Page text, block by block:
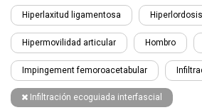
Hiperlaxitud ligamentosa
Hipermovilidad articular Hombro
Impingement femoroacetabular
Infiltración ecoguiada interfascial